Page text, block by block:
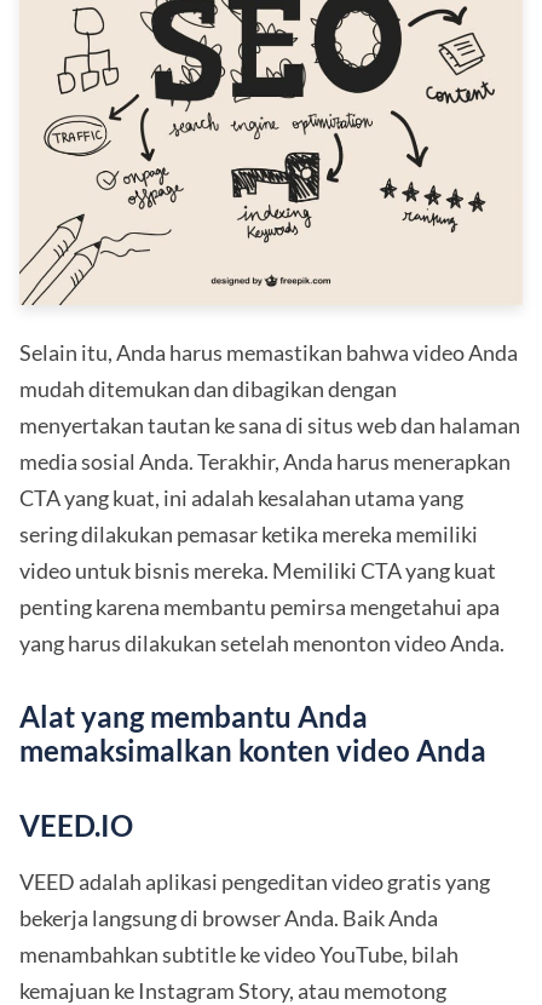
Selain itu, Anda harus memastikan bahwa video Anda
mudah ditemukan dan dibagikan dengan
menyertakan tautan ke sana di situs web dan halaman
media sosial Anda. Terakhir, Anda harus menerapkan
CTA yang kuat, ini adalah kesalahan utama yang
sering dilakukan pemasar ketika mereka memiliki
video untuk bisnis mereka. Memiliki CTA yang kuat
penting karena membantu pemirsa mengetahui apa
yang harus dilakukan setelah menonton video Anda.
Alat yang membantu Anda
memaksimalkan konten video Anda
VEED.IO
VEED adalah aplikasi pengeditan video gratis yang
bekerja langsung di browser Anda. Baik Anda
menambahkan subtitle ke video YouTube, bilah
kemajuan ke Instagram Story, atau memotong